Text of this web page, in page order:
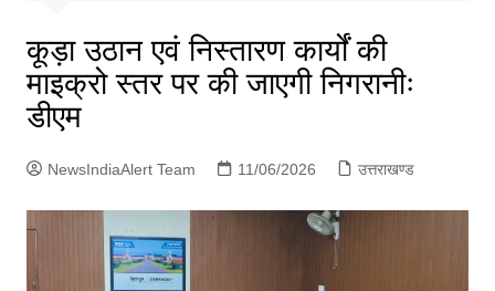
कूड़ा उठान एवं निस्तारण कार्यों की
माइक्रो स्तर पर की जाएगी निगरानीः
डीएम
NewsIndiaAlert Team 11/06/2026 उत्तराखण्ड